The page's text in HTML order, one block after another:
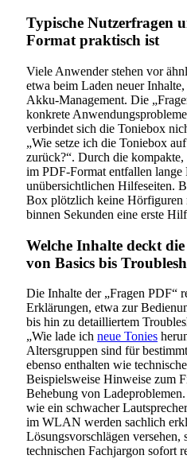
Typische Nutzerfragen
Format praktisch ist
Viele Anwender stehen vor
etwa beim Laden neuer
Akku-Management. Die
konkrete
verbindet sich die Toniebox
„Wie setze ich die Toniebox
zurück?“. Durch die
im PDF-Format entfallen lange
unübersichtlichen Hilfeseiten.
Box plötzlich keine Hörfiguren
binnen Sekunden eine erste
Welche Inhalte deckt
von Basics bis
Die Inhalte der „Fragen PDF“
Erklärungen, etwa zur
bis hin zu detailliertem
„Wie lade ich neue Tonies
Altersgruppen sind für
ebenso enthalten wie
Beispielsweise Hinweise zum
Behebung von
wie ein schwacher
im WLAN werden sachlich
Lösungsvorschlägen versehen,
technischen Fachjargon sofort